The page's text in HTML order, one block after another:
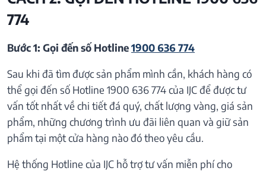
774
Bước 1: Gọi đến số Hotline1900 636 774
Sau khi đã tìm được sản phẩm mình cần, khách hàng có
thể gọi đến số Hotline 1900 636 774 của IJC để được tư
vấn tốt nhất về chi tiết đá quý, chất lượng vàng, giá sản
phẩm, những chương trình ưu đãi liên quan và giữ sản
phẩm tại một cửa hàng nào đó theo yêu cầu.
Hệ thống Hotline của IJC hỗ trợ tư vấn miễn phí cho